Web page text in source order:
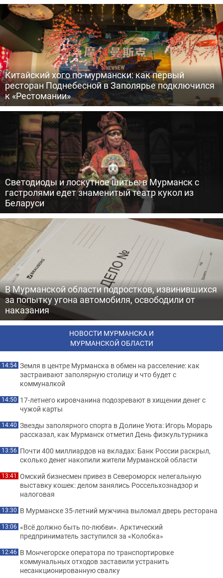
Китайский хого по-мурмански: как первый
ресторан Поднебесной в Заполярье подключился
к «Рестомании»
Светодиоды и лоскутное шитье: в Мурманск с
гастролями едет знаменитый театр кукол из
Беларуси
В Мурманской области подростков, извинившихся
за попытку угона автомобиля, освободили от
наказания
НОВОСТИ МУРМАНСКА И
МУРМАНСКОЙ ОБЛАСТИ
14:54 Земля в центре Мурманска в обмен на расселение: как
застраивают заполярную столицу и что будет с
коммуналкой
14:50 17-летнего кировчанина подозревают в хищении денег с
чужой карты
14:40 Звезды заполярного спорта в Долине Уюта: Игорь Морарь
рассказал, как Мурманск отметил День физкультурника
13:56 Почти 400 миллиардов на вкладах: Банк России раскрыл,
сколько денег накопили жители Мурманской области
13:41 Омский бизнесмен привез в Североморск нелегальную
выставку кошек: делом занялись Россельхознадзор и
налоговая
13:30 В Мурманске 35-летний мужчина выломал дверь ресторана
13:06 «Всё должно быть по-любви». Арктический
предприниматель заступился за «Колобка»
12:46 В Мончегорске оператора по транспортировке
коммунальных отходов заставили устранить
несанкционированную свалку